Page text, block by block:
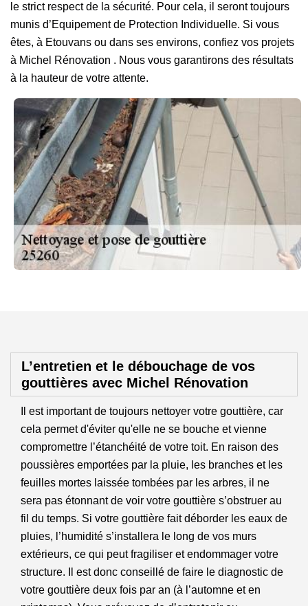
le strict respect de la sécurité. Pour cela, il seront toujours
munis d’Equipement de Protection Individuelle. Si vous
êtes, à Etouvans ou dans ses environs, confiez vos projets
à Michel Rénovation . Nous vous garantirons des résultats
à la hauteur de votre attente.
L’entretien et le débouchage de vos
gouttières avec Michel Rénovation
Il est important de toujours nettoyer votre gouttière, car
cela permet d'éviter qu'elle ne se bouche et vienne
compromettre l’étanchéité de votre toit. En raison des
poussières emportées par la pluie, les branches et les
feuilles mortes laissée tombées par les arbres, il ne
sera pas étonnant de voir votre gouttière s’obstruer au
fil du temps. Si votre gouttière fait déborder les eaux de
pluies, l’humidité s’installera le long de vos murs
extérieurs, ce qui peut fragiliser et endommager votre
structure. Il est donc conseillé de faire le diagnostic de
votre gouttière deux fois par an (à l’automne et en